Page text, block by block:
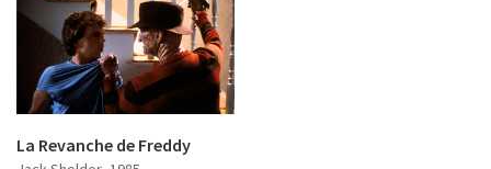
La Revanche de Freddy